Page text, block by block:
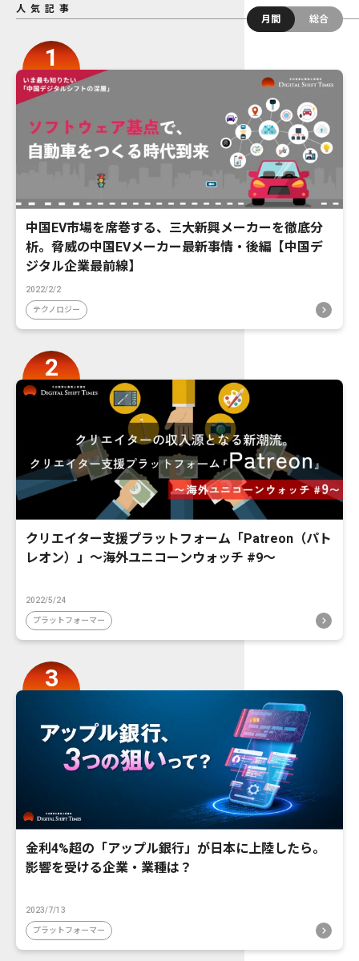
人気記事
月間
総合
中国EV市場を席巻する、三大新興メーカーを徹底分
析。脅威の中国EVメーカー最新事情・後編【中国デ
ジタル企業最前線】
2022/2/2
テクノロジー
クリエイター支援プラットフォーム「Patreon（パト
レオン）」〜海外ユニコーンウォッチ #9〜
2022/5/24
プラットフォーマー
金利4%超の「アップル銀行」が日本に上陸したら。
影響を受ける企業・業種は？
2023/7/13
プラットフォーマー